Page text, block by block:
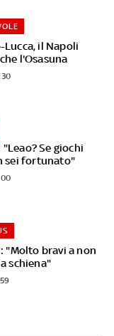
il Napoli
l'Osasuna
Se giochi
sei fortunato"
"Molto bravi a non
schiena"